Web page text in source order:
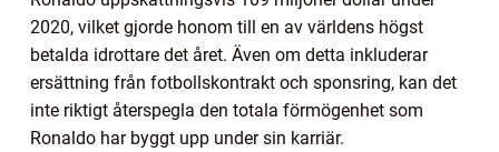
2020, vilket gjorde honom till en av världens högst
betalda idrottare det året. Även om detta inkluderar
ersättning från fotbollskontrakt och sponsring, kan det
inte riktigt återspegla den totala förmögenhet som
Ronaldo har byggt upp under sin karriär.